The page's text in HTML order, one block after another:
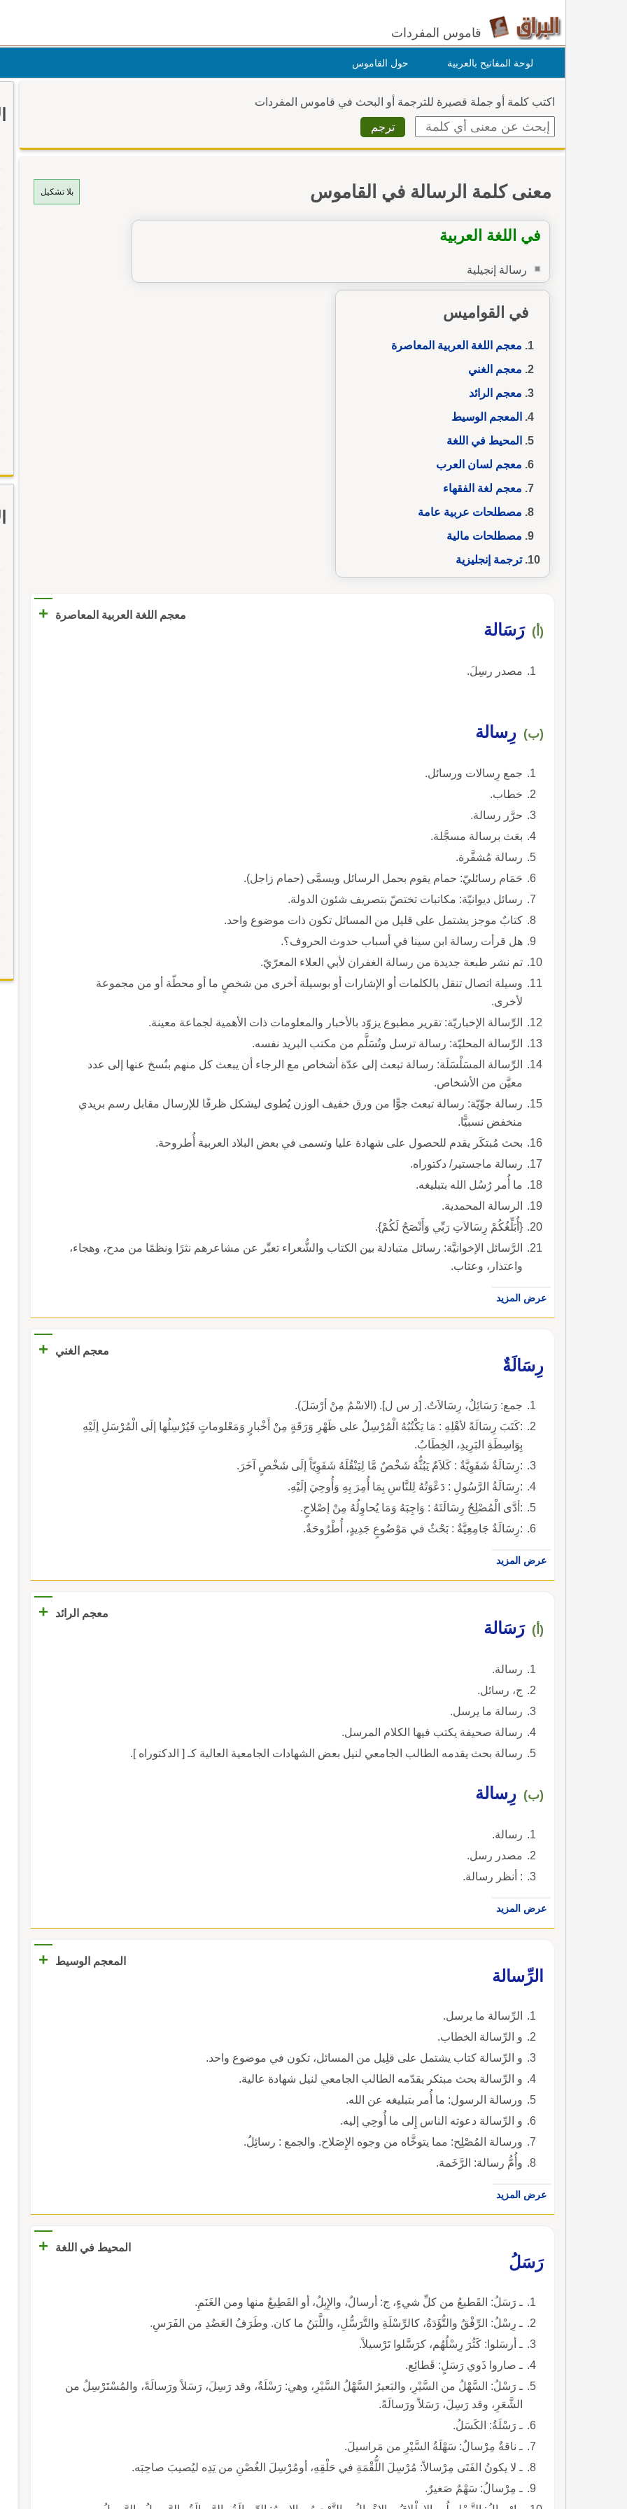
قاموس المفردات
لوحة المفاتيح بالعربية حول القاموس
اكتب كلمة أو جملة قصيرة للترجمة أو البحث في قاموس المفردات
بلا تشكيل معنى كلمة الرسالة في القاموس
في اللغة العربية
رسالة إنجيلية
في القواميس
معجم اللغة العربية المعاصرة
معجم الغني
معجم الرائد
المعجم الوسيط
المحيط في اللغة
معجم لسان العرب
معجم لغة الفقهاء
مصطلحات عربية عامة
مصطلحات مالية
ترجمة إنجليزية
معجم اللغة العربية المعاصرة +
(أ) رَسَالة
مصدر رسِلَ.
(ب) رِسالة
جمع رِسالات ورسائل.
خطاب.
حرَّر رسالة.
بعَث برسالة مسجَّلة.
رسالة مُشفَّرة.
حَمَام رسائليّ: حمام يقوم بحمل الرسائل ويسمَّى (حمام زاجل).
رسائل ديوانيّة: مكاتبات تختصّ بتصريف شئون الدولة.
كتابٌ موجز يشتمل على قليل من المسائل تكون ذات موضوع واحد.
هل قرأت رسالة ابن سينا في أسباب حدوث الحروف؟.
تم نشر طبعة جديدة من رسالة الغفران لأبي العلاء المعرّيّ.
وسيلة اتصال تنقل بالكلمات أو الإشارات أو بوسيلة أخرى من شخصٍ ما أو محطّة أو من مجموعة
لأخرى.
الرِّسالة الإخباريّة: تقرير مطبوع يزوّد بالأخبار والمعلومات ذات الأهمية لجماعة معينة.
الرِّسالة المحليّة: رسالة ترسل وتُسَلَّم من مكتب البريد نفسه.
الرِّسالة المسَلْسَلَة: رسالة تبعث إلى عدّة أشخاص مع الرجاء أن يبعث كل منهم بنُسخ عنها إلى عدد
معيَّن من الأشخاص.
رسالة جوِّيّة: رسالة تبعث جوًّا من ورق خفيف الوزن يُطوى ليشكل ظرفًا للإرسال مقابل رسم بريدي
منخفض نسبيًّا.
بحث مُبتكَر يقدم للحصول على شهادة عليا وتسمى في بعض البلاد العربية أُطروحة.
رسالة ماجستير/ دكتوراه.
ما أُمر رُسُل الله بتبليغه.
الرسالة المحمدية.
{أُبَلِّغُكُمْ رِسَالاَتِ رَبِّي وَأَنْصَحُ لَكُمْ}.
الرَّسائل الإخوانيَّة: رسائل متبادلة بين الكتاب والشُّعراء تعبِّر عن مشاعرهم نثرًا ونظمًا من مدح، وهجاء،
واعتذار، وعتاب.
عرض المزيد
معجم الغني
+
رِسَالَةٌ
جمع: رَسَائِلُ، رِسَالاَتٌ. [ر س ل]. (الاسْمُ مِنْ أرْسَلَ).
:كَتَبَ رِسَالَةً لأهْلِهِ : مَا يَكْتُبُهُ الْمُرْسِلُ على ظَهْرِ وَرَقَةٍ مِنْ أَخْبارٍ وَمَعْلوماتٍ فَيُرْسِلُها إلَى الْمُرْسَلِ إلَيْهِ
بِوَاسِطَةِ البَرِيدِ، الخِطَابُ.
:رِسَالَةٌ شَفَوِيَّةٌ : كَلاَمٌ يَبُثُّهُ شَخْصٌ مَّا لِيَنْقُلَهُ شَفَوِيّاً إلَى شَخْصٍ آخَرَ.
:رِسَالَةُ الرَّسُولِ : دَعْوَتُهُ لِلنَّاسِ بِمَا أُمِرَ بِهِِ وَأُوحِيَ إلَيْهِ.
:أدَّى الْمُصْلِحُ رِسَالَتَهُ : وَاجِبَهُ وَمَا يُحاوِلُهُ مِنْ إصْلاحٍ.
:رِسَالَةٌ جَامِعِيَّةٌ : بَحْثٌ في مَوْضُوعٍ جَدِيدٍ، أُطْرُوحَةٌ.
عرض المزيد
معجم الرائد +
(أ) رَسَالة
رسالة.
ج، رسائل.
رسالة ما يرسل.
رسالة صحيفة يكتب فيها الكلام المرسل.
رسالة بحث يقدمه الطالب الجامعي لنيل بعض الشهادات الجامعية العالية كـ [ الدكتوراه ].
(ب) رِسالة
رسالة.
مصدر رسل.
: أنظر رسالة.
عرض المزيد
المعجم الوسيط
+
الرِّسالة
الرِّسالة ما يرسل.
و الرِّسالة الخطاب.
و الرِّسالة كتاب يشتمل على قلِيل من المسائل، تكون في موضوع واحد.
و الرِّسالة بحث مبتكر يقدّمه الطالب الجامعي لنيل شهادة عالية.
ورسالة الرسول: ما أُمر بتبليغه عن الله.
و الرِّسالة دعوته الناس إِلى ما أُوحِي إليه.
ورسالة المُصْلِح: مما يتوخَّاه من وجوه الإِصَلاح. والجمع : رسائِلُ.
وأُمُّ رسالة: الرَّخَمة.
عرض المزيد
المحيط في اللغة
+
رَسَلُ
ـ رَسَلُ: القَطيعُ من كلِّ شيءٍ، ج: أرسالٌ، والإِبِلُ، أو القَطِيعُ منها ومن الغَنَمِ.
ـ رِسْلُ: الرِّفْقُ والتُّؤَدَةُ، كالرِّسْلَةِ والتَّرَسُّلِ، واللَّبَنُ ما كان. وطَرَفُ العَضُدِ من الفَرَسِ.
ـ أرسَلوا: كَثُرَ رِسْلُهُم، كرَسَّلوا تَرْسيلاً.
ـ صاروا ذَوي رَسَلٍ: قَطائِع.
ـ رَسْلُ: السَّهْلُ من السَّيْرِ، والبَعيرُ السَّهْلُ السَّيْرِ، وهي: رَسْلَةٌ، وقد رَسِلَ، رَسَلاً ورَسالَةً، والمُسْتَرْسِلُ من
الشَّعَرِ، وقد رَسِلَ، رَسَلاً ورَسالَةً.
ـ رَسْلَةُ: الكَسَلُ.
ـ ناقةٌ مِرْسالٌ: سَهْلَةُ السَّيْرِ من مَراسيلَ.
ـ لا يكونُ الفَتَى مِرْسالاً: مُرْسِلَ اللُّقْمَةِ في حَلْقِهِ، أومُرْسِلَ الغُصْنِ من يَدِه ليُصيبَ صاحِبَه.
ـ مِرْسالُ: سَهْمٌ صَغيرٌ.